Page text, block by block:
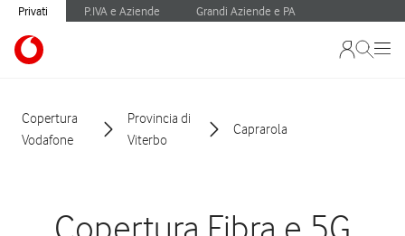
Privati P.IVA e Aziende Grandi Aziende e PA
Copertura
Vodafone
Provincia di
Viterbo
Caprarola
Copertura Fibra e 5G